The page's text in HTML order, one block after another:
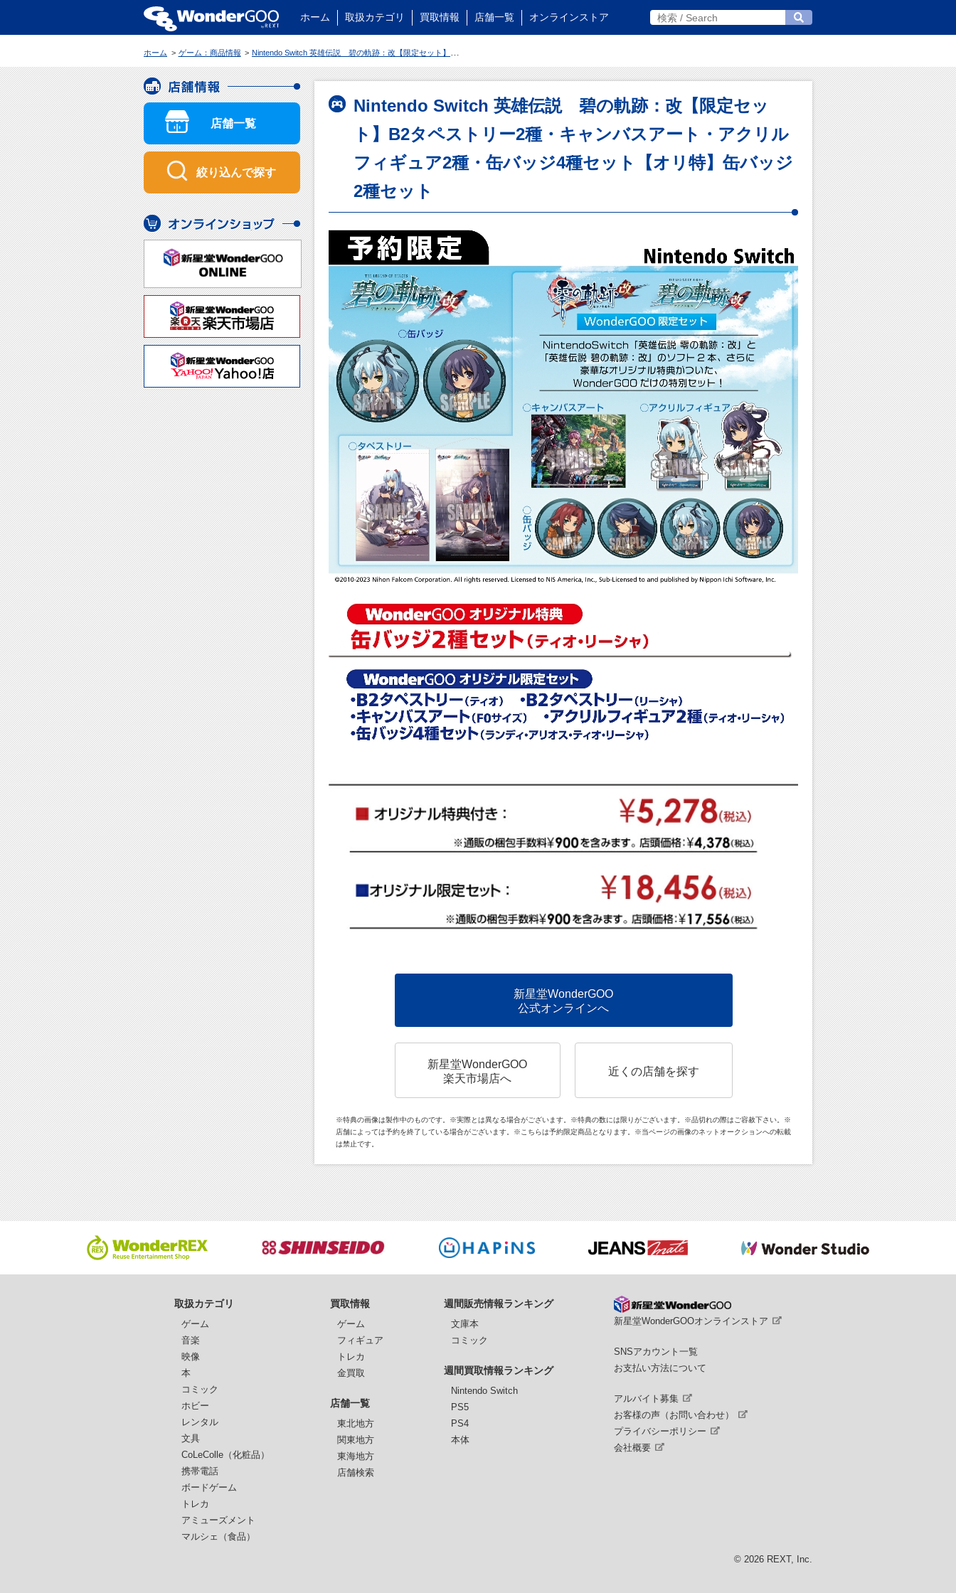
ホーム 取扱カテゴリ 買取情報 店舗一覧 オンラインストア
ホーム ゲーム：商品情報 Nintendo Switch 英雄伝説 碧の軌跡：改【限定セット】B2タペストリー2種・キャンバスアート・アクリルフィギュア2種・缶バッジ4種セット【オリ特】缶バッジ2種セット
Nintendo Switch 英雄伝説 碧の軌跡：改【限定セッ
ト】B2タペストリー2種・キャンバスアート・アクリル
フィギュア2種・缶バッジ4種セット【オリ特】缶バッジ
2種セット
新星堂WonderGOO
公式オンラインへ
新星堂WonderGOO
楽天市場店へ
近くの店舗を探す
※特典の画像は製作中のものです。※実際とは異なる場合がございます。※特典の数には限りがございます。※品切れの際はご容赦下さい。※
店舗によっては予約を終了している場合がございます。※こちらは予約限定商品となります。※当ページの画像のネットオークションへの転載
は禁止です。
店舗情報
店舗一覧
絞り込んで探す
オンラインショップ
取扱カテゴリ
ゲーム
音楽
映像
本
コミック
ホビー
レンタル
文具
CoLeColle（化粧品）
携帯電話
ボードゲーム
トレカ
アミューズメント
マルシェ（食品）
買取情報
ゲーム
フィギュア
トレカ
金買取
店舗一覧
東北地方
関東地方
東海地方
店舗検索
週間販売情報ランキング
文庫本
コミック
週間買取情報ランキング
Nintendo Switch
PS5
PS4
本体
新星堂WonderGOOオンラインストア
SNSアカウント一覧
お支払い方法について
アルバイト募集
お客様の声（お問い合わせ）
プライバシーポリシー
会社概要
© 2026 REXT, Inc.